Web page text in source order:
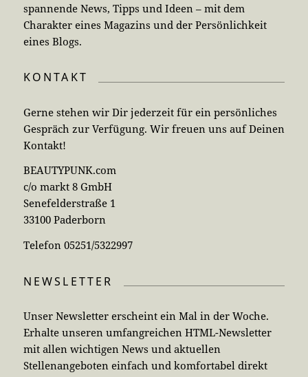
spannende News, Tipps und Ideen – mit dem
Charakter eines Magazins und der Persönlichkeit
eines Blogs.
KONTAKT
Gerne stehen wir Dir jederzeit für ein persönliches
Gespräch zur Verfügung. Wir freuen uns auf Deinen
Kontakt!
BEAUTYPUNK.com
c/o markt 8 GmbH
Senefelderstraße 1
33100 Paderborn
Telefon 05251/5322997
NEWSLETTER
Unser Newsletter erscheint ein Mal in der Woche.
Erhalte unseren umfangreichen HTML-Newsletter
mit allen wichtigen News und aktuellen
Stellenangeboten einfach und komfortabel direkt